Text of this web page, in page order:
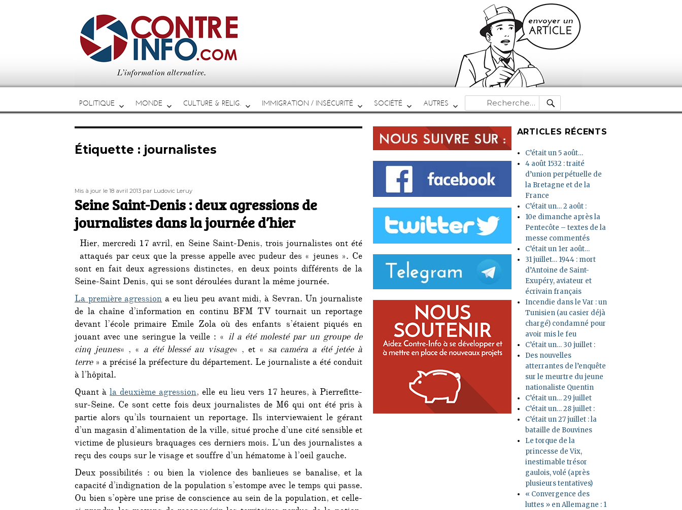
POLITIQUE MONDE CULTURE & RELIG. IMMIGRATION / INSÉCURITÉ SOCIÉTÉ AUTRES
Recherche
pour :
RECHERCHE
Étiquette : journalistes
Publié
le
Mis à jour le 18 avril 2013 Auteur
par Ludovic Leruy
Seine Saint-Denis : deux agressions de
journalistes dans la journée d’hier
Hier, mercredi 17 avril, en Seine Saint-Denis, trois journalistes ont été
attaqués par ceux que la presse appelle avec pudeur des « jeunes ». Ce
sont en fait deux agressions distinctes, en deux points différents de la
Seine-Saint Denis, qui se sont déroulées durant la même journée.
La première agressiona eu lieu peu avant midi, à Sevran. Un journaliste
de la chaîne d’information en continu BFM TV tournait un reportage
devant l’école primaire Emile Zola où des enfants s’étaient piqués en
jouant avec une seringue la veille : « il a été molesté par un groupe de
cinq jeunes« , « a été blessé au visage« , et « sa caméra a été jetée à
terre» a précisé la préfecture du département. Le journaliste a été conduit
à l’hôpital.
Quant àla deuxième agression, elle eu lieu vers 17 heures, à Pierrefitte-
sur-Seine. Ce sont cette fois deux journalistes de M6 qui ont été pris à
partie alors qu’ils tournaient un reportage. Ils interviewaient le gérant
d’un magasin d’alimentation de la ville, situé proche d’une cité sensible et
victime de plusieurs braquages ces derniers mois. L’un des journalistes a
reçu des coups sur le visage et souffre d’un hématome à l’oeil gauche.
Deux possibilités : ou bien la violence des banlieues se banalise, et la
capacité d’indignation de la population s’estompe avec le temps qui passe.
Ou bien s’opère une prise de conscience au sein de la population, et celle-
ARTICLES RÉCENTS
C’était un 5 août…
4 août 1532 : traité
d’union perpétuelle de
la Bretagne et de la
France
C’était un… 2 août :
10e dimanche après la
Pentecôte – textes de la
messe commentés
C’était un 1er août…
31 juillet… 1944 : mort
d’Antoine de Saint-
Exupéry, aviateur et
écrivain français
Incendie dans le Var : un
Tunisien (au casier déjà
chargé) condamné pour
avoir mis le feu
C’était un… 30 juillet :
Des nouvelles
atterrantes de l’enquête
sur le meurtre du jeune
nationaliste Quentin
C’était un… 29 juillet
C’était un… 28 juillet :
C’était un 27 juillet : la
bataille de Bouvines
Le torque de la
princesse de Vix,
inestimable trésor
gaulois, volé (après
plusieurs tentatives)
« Convergence des
luttes » en Allemagne : 1